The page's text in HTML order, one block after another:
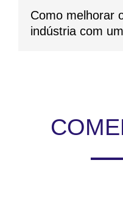
Como melhorar
indústria com